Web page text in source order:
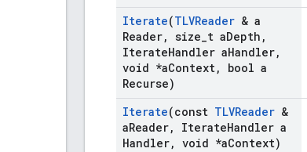
Iterate(TLVReader & a
Reader, size t aDepth ,
IterateHandler aHandler,
void *aContext,
bool a
Recurse)
Iterate(const TLVReader &
aReader, IterateHandler a
Handler, void *aContext)